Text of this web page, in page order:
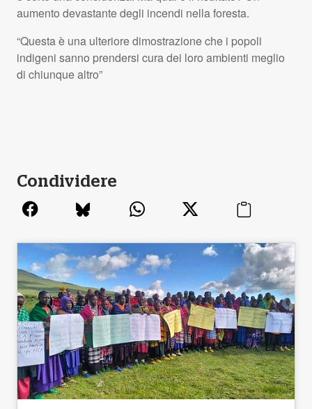
aumento devastante degli incendi nella foresta.
“Questa è una ulteriore dimostrazione che i popoli
indigeni sanno prendersi cura dei loro ambienti meglio
di chiunque altro”
Condividere